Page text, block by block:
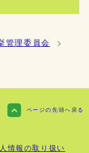
管理委員会
ページの先頭へ戻る
情報の取り扱い